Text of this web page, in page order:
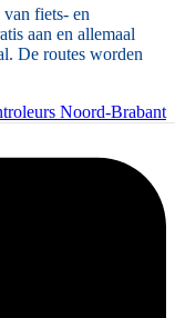
fiets- en
aan en allemaal
De routes worden
Noord-Brabant